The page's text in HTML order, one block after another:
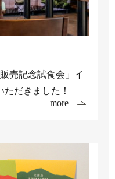
売記念試食会」イ
だきました！
more